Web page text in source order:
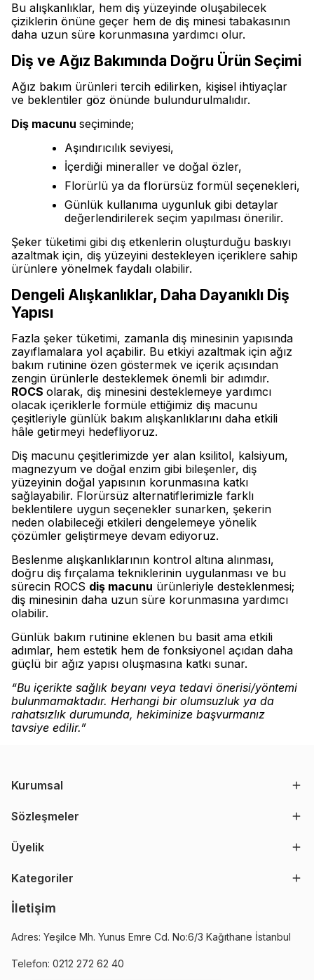
Bu alışkanlıklar, hem diş yüzeyinde oluşabilecek
çiziklerin önüne geçer hem de diş minesi tabakasının
daha uzun süre korunmasına yardımcı olur.
Diş ve Ağız Bakımında Doğru Ürün Seçimi
Ağız bakım ürünleri tercih edilirken, kişisel ihtiyaçlar
ve beklentiler göz önünde bulundurulmalıdır.
Diş macunu seçiminde;
Aşındırıcılık seviyesi,
İçerdiği mineraller ve doğal özler,
Florürlü ya da florürsüz formül seçenekleri,
Günlük kullanıma uygunluk gibi detaylar
değerlendirilerek seçim yapılması önerilir.
Şeker tüketimi gibi dış etkenlerin oluşturduğu baskıyı
azaltmak için, diş yüzeyini destekleyen içeriklere sahip
ürünlere yönelmek faydalı olabilir.
Dengeli Alışkanlıklar, Daha Dayanıklı Diş
Yapısı
Fazla şeker tüketimi, zamanla diş minesinin yapısında
zayıflamalara yol açabilir. Bu etkiyi azaltmak için ağız
bakım rutinine özen göstermek ve içerik açısından
zengin ürünlerle desteklemek önemli bir adımdır.
ROCS olarak, diş minesini desteklemeye yardımcı
olacak içeriklerle formüle ettiğimiz diş macunu
çeşitleriyle günlük bakım alışkanlıklarını daha etkili
hâle getirmeyi hedefliyoruz.
Diş macunu çeşitlerimizde yer alan ksilitol, kalsiyum,
magnezyum ve doğal enzim gibi bileşenler, diş
yüzeyinin doğal yapısının korunmasına katkı
sağlayabilir. Florürsüz alternatiflerimizle farklı
beklentilere uygun seçenekler sunarken, şekerin
neden olabileceği etkileri dengelemeye yönelik
çözümler geliştirmeye devam ediyoruz.
Beslenme alışkanlıklarının kontrol altına alınması,
doğru diş fırçalama tekniklerinin uygulanması ve bu
sürecin ROCS diş macunu ürünleriyle desteklenmesi;
diş minesinin daha uzun süre korunmasına yardımcı
olabilir.
Günlük bakım rutinine eklenen bu basit ama etkili
adımlar, hem estetik hem de fonksiyonel açıdan daha
güçlü bir ağız yapısı oluşmasına katkı sunar.
“Bu içerikte sağlık beyanı veya tedavi önerisi/yöntemi
bulunmamaktadır. Herhangi bir olumsuzluk ya da
rahatsızlık durumunda, hekiminize başvurmanız
tavsiye edilir.”
Kurumsal
Sözleşmeler
Üyelik
Kategoriler
İletişim
Adres: Yeşilce Mh. Yunus Emre Cd. No:6/3 Kağıthane İstanbul
Telefon: 0212 272 62 40